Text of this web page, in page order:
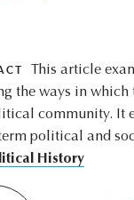
This article
the ways in which
community. It
political and
History